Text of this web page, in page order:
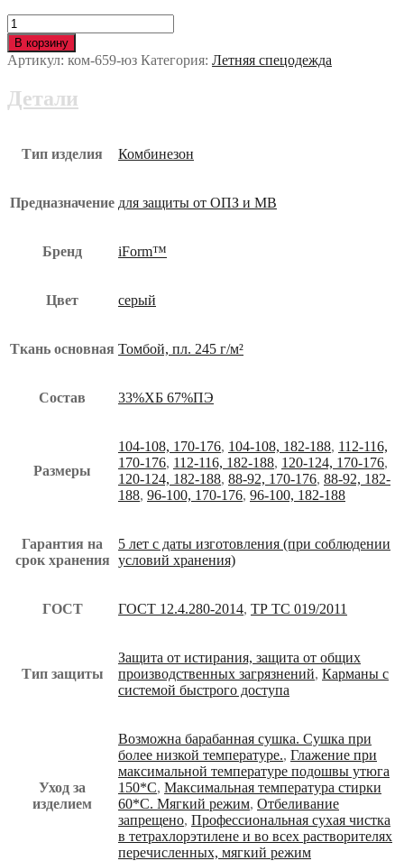
Количество
Комбинезон
ТУРБО
ком-659-
В корзину
Артикул: ком-659-юз Категория: Летняя спецодежда
Детали
Тип изделия Комбинезон
Предназначение для защиты от ОПЗ и МВ
Бренд iForm™
Цвет серый
Ткань основная Томбой, пл. 245 г/м²
Состав 33%ХБ 67%ПЭ
Размеры
104-108, 170-176, 104-108, 182-188, 112-116,
170-176, 112-116, 182-188, 120-124, 170-176,
120-124, 182-188, 88-92, 170-176, 88-92, 182-
188, 96-100, 170-176, 96-100, 182-188
Гарантия на
срок хранения
5 лет с даты изготовления (при соблюдении
условий хранения)
ГОСТ ГОСТ 12.4.280-2014, ТР ТС 019/2011
Тип защиты
Защита от истирания, защита от общих
производственных загрязнений, Карманы с
системой быстрого доступа
Уход за
изделием
Возможна барабанная сушка. Сушка при
более низкой температуре., Глажение при
максимальной температуре подошвы утюга
150*С, Максимальная температура стирки
60*С. Мягкий режим, Отбеливание
запрещено, Профессиональная сухая чистка
в тетрахлорэтилене и во всех растворителях
перечисленных, мягкий режим